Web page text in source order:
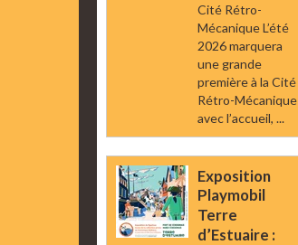
Cité Rétro-
Mécanique L’été
2026 marquera
une grande
première à la Cité
Rétro-Mécanique
avec l’accueil, ...
Exposition
Playmobil
Terre
d’Estuaire :